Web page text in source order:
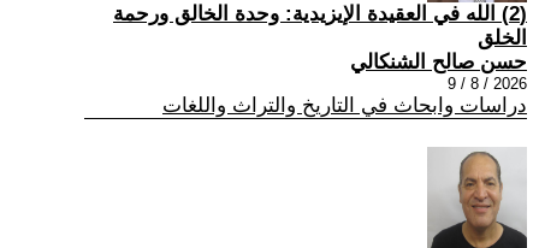
(2) الله في العقيدة الإيزيدية: وحدة الخالق ورحمة
الخلق
حسن صالح الشنكالي
2026 / 8 / 9
دراسات وابحاث في التاريخ والتراث واللغات